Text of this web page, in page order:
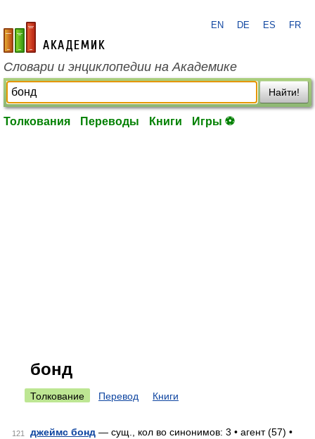
academic.ru
EN DE ES FR
Словари и энциклопедии на Академике
Найти!
Толкования Переводы Книги Игры ⚽
бонд
Толкование Перевод Книги
121 джеймс бонд — сущ., кол во синонимов: 3 • агент (57) •